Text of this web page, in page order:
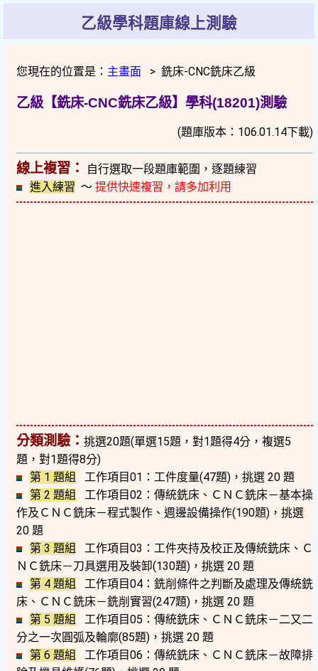
乙級學科題庫線上測驗
您現在的位置是： 主畫面 > 銑床-CNC銑床乙級
乙級【銑床-CNC銑床乙級】學科(18201)測驗
(題庫版本：106.01.14下載)
線上複習：
自行選取一段題庫範圍，逐題練習
進入練習 ～ 提供快速複習，請多加利用
分類測驗： 挑選20題(單選15題，對1題得4分，複選5
題，對1題得8分)
第 1 題組
工作項目01：工件度量(47題)，挑選 20 題
第 2 題組
工作項目02：傳統銑床、ＣＮＣ銑床－基本操
作及ＣＮＣ銑床－程式製作、週邊設備操作(190題)，挑選
20 題
第 3 題組
工作項目03：工件夾持及校正及傳統銑床、Ｃ
ＮＣ銑床－刀具選用及裝卸(130題)，挑選 20 題
第 4 題組
工作項目04：銑削條件之判斷及處理及傳統銑
床、ＣＮＣ銑床－銑削實習(247題)，挑選 20 題
第 5 題組
工作項目05：傳統銑床、ＣＮＣ銑床－二又二
分之一次圓弧及輪廓(85題)，挑選 20 題
第 6 題組
工作項目06：傳統銑床、ＣＮＣ銑床－故障排